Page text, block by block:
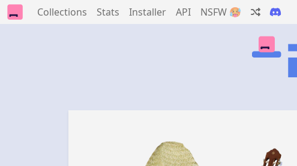
Collections Stats Installer API NSFW 🥵